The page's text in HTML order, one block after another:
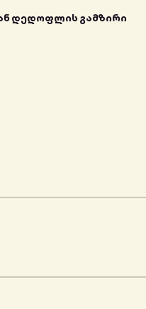
დედოფლის გამზირი